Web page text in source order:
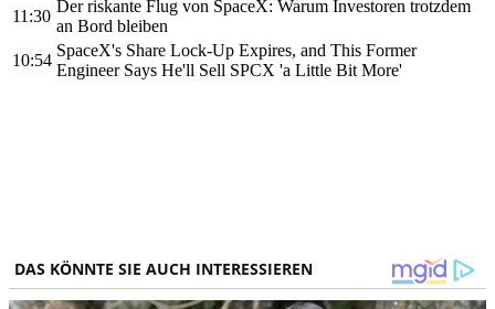
11:30
Der riskante Flug von SpaceX: Warum Investoren trotzdem
an Bord bleiben
10:54
SpaceX's Share Lock-Up Expires, and This Former
Engineer Says He'll Sell SPCX 'a Little Bit More'